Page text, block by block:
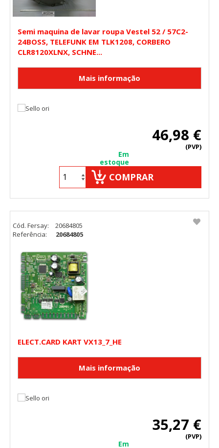
Semi maquina de lavar roupa Vestel 52 / 57C2-
24BOSS, TELEFUNK EM TLK1208, CORBERO
CLR8120XLNX, SCHNE...
46,98 €
(PVP)
Em
estoque
COMPRAR
ELECT.CARD KART VX13_7_HE
35,27 €
(PVP)
Em
Cód. Fersay:
20684805
Referência:
20684805